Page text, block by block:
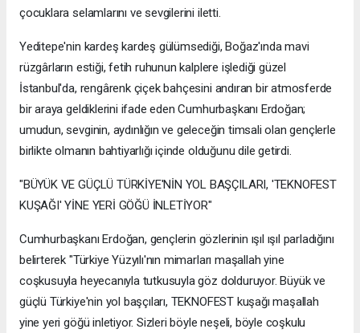
çocuklara selamlarını ve sevgilerini iletti.
Yeditepe'nin kardeş kardeş gülümsediği, Boğaz'ında mavi
rüzgârların estiği, fetih ruhunun kalplere işlediği güzel
İstanbul'da, rengârenk çiçek bahçesini andıran bir atmosferde
bir araya geldiklerini ifade eden Cumhurbaşkanı Erdoğan;
umudun, sevginin, aydınlığın ve geleceğin timsali olan gençlerle
birlikte olmanın bahtiyarlığı içinde olduğunu dile getirdi.
"BÜYÜK VE GÜÇLÜ TÜRKİYE'NİN YOL BAŞÇILARI, 'TEKNOFEST
KUŞAĞI' YİNE YERİ GÖĞÜ İNLETİYOR"
Cumhurbaşkanı Erdoğan, gençlerin gözlerinin ışıl ışıl parladığını
belirterek "Türkiye Yüzyılı'nın mimarları maşallah yine
coşkusuyla heyecanıyla tutkusuyla göz dolduruyor. Büyük ve
güçlü Türkiye'nin yol başçıları, TEKNOFEST kuşağı maşallah
yine yeri göğü inletiyor. Sizleri böyle neşeli, böyle coşkulu